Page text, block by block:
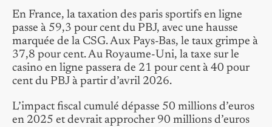
En France, la taxation des paris sportifs en ligne
passe à 59,3 pour cent du PBJ, avec une hausse
marquée de la CSG. Aux Pays-Bas, le taux grimpe à
37,8 pour cent. Au Royaume-Uni, la taxe sur le
casino en ligne passera de 21 pour cent à 40 pour
cent du PBJ à partir d’avril 2026.
L’impact fiscal cumulé dépasse 50 millions d’euros
en 2025 et devrait approcher 90 millions d’euros